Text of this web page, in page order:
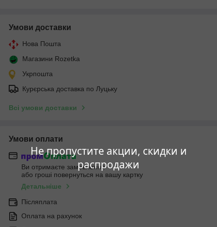
Не пропустите акции, скидки и
распродажи
Умови доставки
Нова Пошта
Магазини Rozetka
Укрпошта
Курєрська доставка по Луцьку
Всі умови доставки
Умови оплати
Ви отримаєте замовлення
або гроші повернуться на вашу картку
Детальніше
Післяплата
Оплата на рахунок